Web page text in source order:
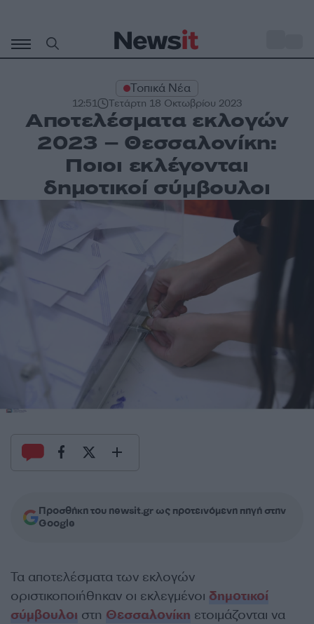
περιεχόμενο
Τοπικά Νέα
12:51 Τετάρτη 18 Οκτωβρίου 2023
Αποτελέσματα εκλογών
2023 – Θεσσαλονίκη:
Ποιοι εκλέγονται
δημοτικοί σύμβουλοι
Προσθήκη του newsit.gr ως προτεινόμενη πηγή στην
Google
Τα αποτελέσματα των εκλογών
οριστικοποιήθηκαν οι εκλεγμένοι δημοτικοί
σύμβουλοι στη Θεσσαλονίκη ετοιμάζονται να